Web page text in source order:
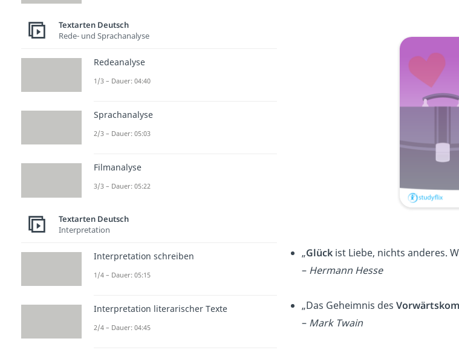
„Glückist Liebe, nichts anderes.
– Hermann Hesse
„Das Geheimnis des
– Mark Twain
Textarten Deutsch
Rede- und Sprachanalyse
Redeanalyse
1/3 – Dauer: 04:40
Sprachanalyse
2/3 – Dauer: 05:03
Filmanalyse
3/3 – Dauer: 05:22
Textarten Deutsch
Interpretation
Interpretation schreiben
1/4 – Dauer: 05:15
Interpretation literarischer Texte
2/4 – Dauer: 04:45